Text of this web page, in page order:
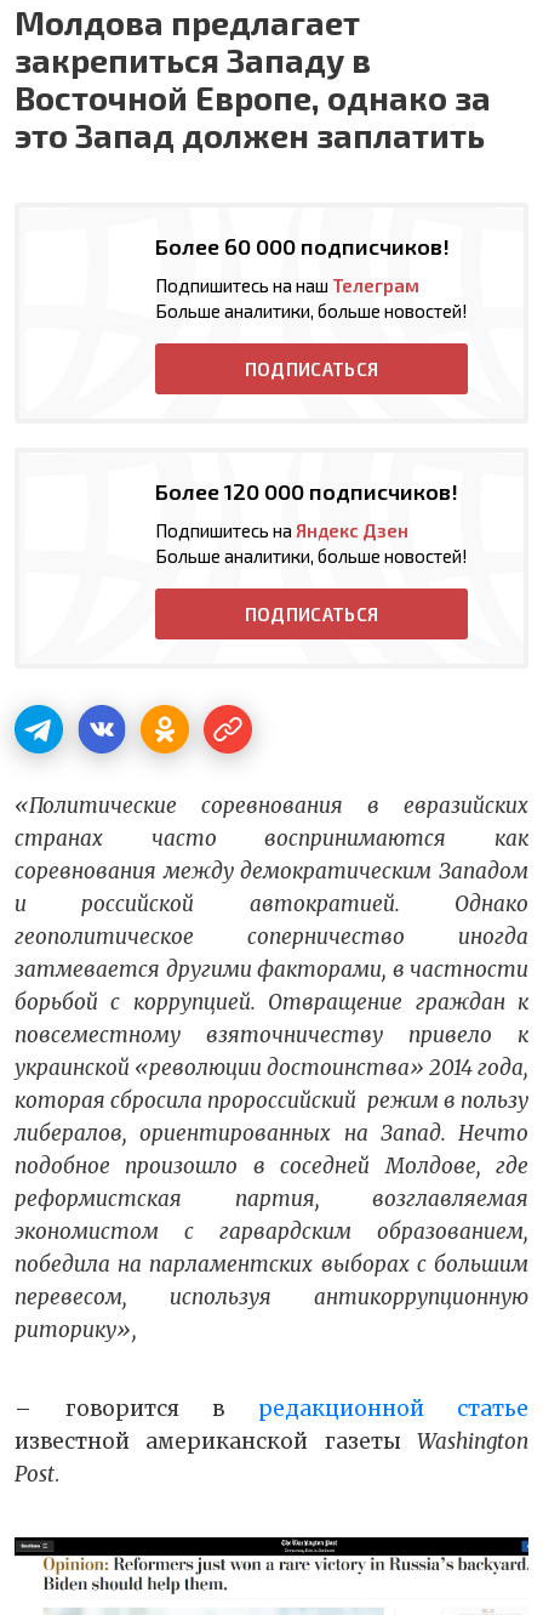
Молдова предлагает
закрепиться Западу в
Восточной Европе, однако за
это Запад должен заплатить
Более 60 000 подписчиков!
Подпишитесь на наш Телеграм
Больше аналитики, больше новостей!
ПОДПИСАТЬСЯ
Более 120 000 подписчиков!
Подпишитесь на Яндекс Дзен
Больше аналитики, больше новостей!
ПОДПИСАТЬСЯ
«Политические соревнования в евразийских
странах часто воспринимаются как
соревнования между демократическим Западом
и российской автократией. Однако
геополитическое соперничество иногда
затмевается другими факторами, в частности
борьбой с коррупцией. Отвращение граждан к
повсеместному взяточничеству привело к
украинской «революции достоинства» 2014 года,
которая сбросила пророссийский режим в пользу
либералов, ориентированных на Запад. Нечто
подобное произошло в соседней Молдове, где
реформистская партия, возглавляемая
экономистом с гарвардским образованием,
победила на парламентских выборах с большим
перевесом, используя антикоррупционную
риторику»,
– говорится в редакционной статье
известной американской газеты Washington
Post.